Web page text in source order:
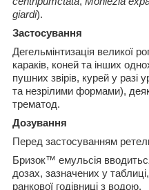
giardi).
Застосування
Дегельмінтизація великої
караків, коней та інших
пушних звірів, курей у
та незрілими формами),
трематод.
Дозування
Перед застосуванням
Бризок™ емульсія
дозах, зазначених у
ранкової годівниці з водою.